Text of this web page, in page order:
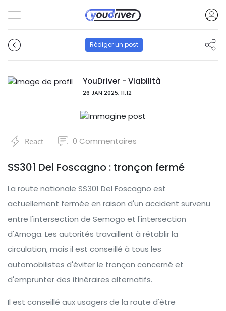
Rédiger un post
YouDriver - Viabilità
26 JAN 2025, 11:12
React 0 Commentaires
SS301 Del Foscagno : tronçon fermé
La route nationale SS301 Del Foscagno est
actuellement fermée en raison d'un accident survenu
entre l'intersection de Semogo et l'intersection
d'Arnoga. Les autorités travaillent à rétablir la
circulation, mais il est conseillé à tous les
automobilistes d'éviter le tronçon concerné et
d'emprunter des itinéraires alternatifs.
Il est conseillé aux usagers de la route d'être